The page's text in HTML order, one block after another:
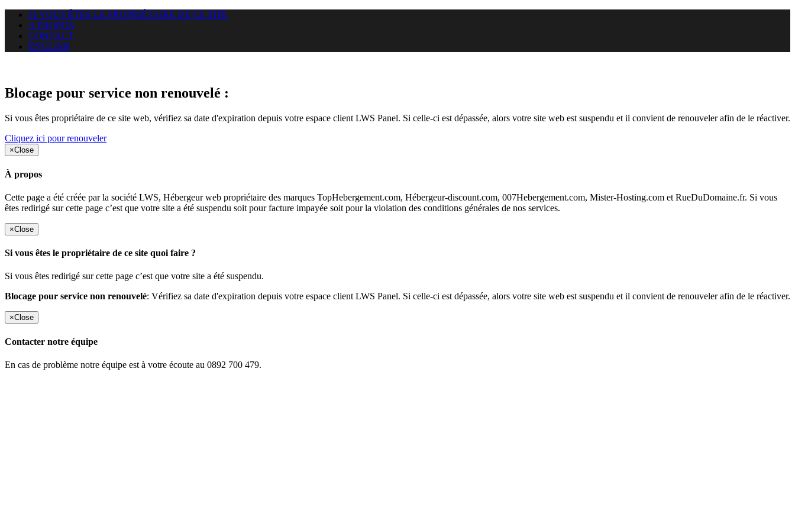
SI VOUS ÊTES LE PROPRIÉTAIRE DE CE SITE
A PROPOS
CONTACT
ENGLISH
Blocage pour service non renouvelé :
Si vous êtes propriétaire de ce site web, vérifiez sa date d'expiration depuis votre espace client LWS Panel. Si celle-ci est dépassée, alors votre site web est suspendu et il convient de renouveler afin de le réactiver.
Cliquez ici pour renouveler
×Close
À propos
Cette page a été créée par la société LWS, Hébergeur web propriétaire des marques TopHebergement.com, Hébergeur-discount.com, 007Hebergement.com, Mister-Hosting.com et RueDuDomaine.fr. Si vous
êtes redirigé sur cette page c’est que votre site a été suspendu soit pour facture impayée soit pour la violation des conditions générales de nos services.
×Close
Si vous êtes le propriétaire de ce site quoi faire ?
Si vous êtes redirigé sur cette page c’est que votre site a été suspendu.
Blocage pour service non renouvelé: Vérifiez sa date d'expiration depuis votre espace client LWS Panel. Si celle-ci est dépassée, alors votre site web est suspendu et il convient de renouveler afin de le réactiver.
×Close
Contacter notre équipe
En cas de problème notre équipe est à votre écoute au 0892 700 479.